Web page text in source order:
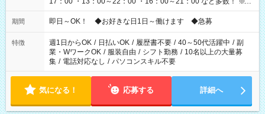
仕事により勤務時間が異なります
期間 即日～OK！ ◆お好きな日1日～働けます ◆急募
特徴 週1日からOK / 日払いOK / 履歴書不要 / 40～50代活躍中 / 副
業・WワークOK / 服装自由 / シフト勤務 / 10名以上の大量募
集 / 電話対応なし / パソコンスキル不要
気になる！ 応募する 詳細へ